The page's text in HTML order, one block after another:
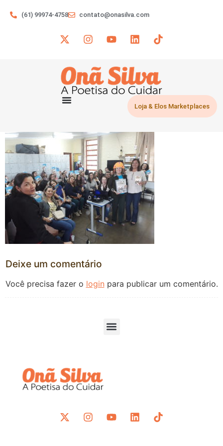
(61) 99974-4758 contato@onasilva.com
Loja & Elos Marketplaces
Deixe um comentário
Você precisa fazer o login para publicar um comentário.